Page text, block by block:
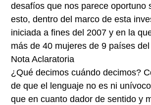
desafíos que nos parece oportuno
esto, dentro del marco de esta
iniciada a fines del 2007 y en la
más de 40 mujeres de 9 países
Nota Aclaratoria
¿Qué decimos cuándo decimos?
de que el lenguaje no es ni
que en cuanto dador de sentido y